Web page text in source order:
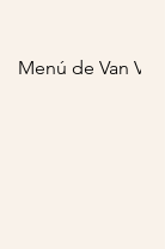
Menú de Van